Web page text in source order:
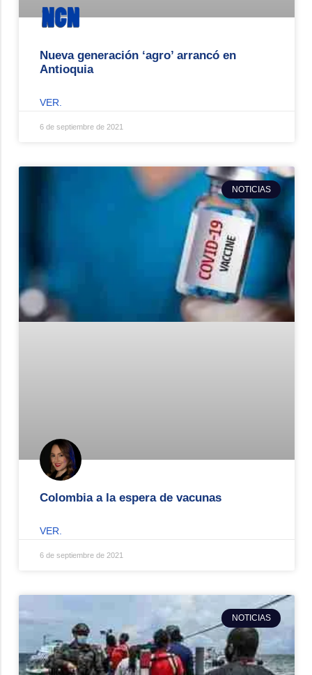
Nueva generación ‘agro’ arrancó en
Antioquia
VER.
6 de septiembre de 2021
NOTICIAS
Colombia a la espera de vacunas
VER.
6 de septiembre de 2021
NOTICIAS